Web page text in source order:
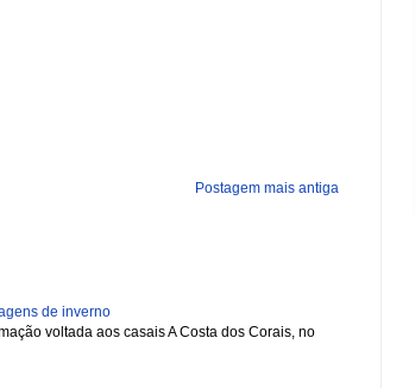
Postagem mais antiga
de inverno
voltada aos casais A Costa dos Corais, no